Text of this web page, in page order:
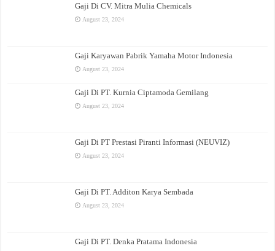
Gaji Di CV. Mitra Mulia Chemicals
August 23, 2024
Gaji Karyawan Pabrik Yamaha Motor Indonesia
August 23, 2024
Gaji Di PT. Kurnia Ciptamoda Gemilang
August 23, 2024
Gaji Di PT Prestasi Piranti Informasi (NEUVIZ)
August 23, 2024
Gaji Di PT. Additon Karya Sembada
August 23, 2024
Gaji Di PT. Denka Pratama Indonesia